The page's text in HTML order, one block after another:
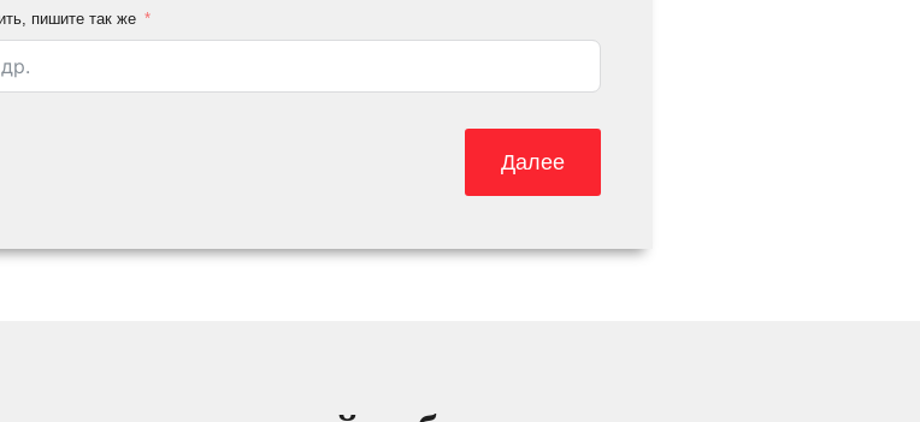
пишите так же
Далее